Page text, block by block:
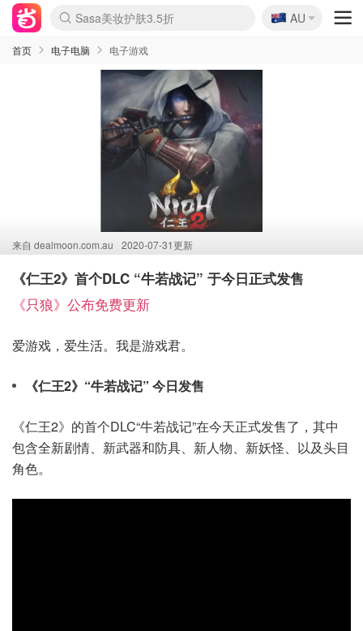
lululemon本周上新
Sasa美妆护肤3.5折
SSENSE年中3折
FreshBeauty好价汇总
Cettire降价+叠9折
Farfetch折上8折
WWS Coles超市实拍
viagogo二手票捡漏
Myer清仓1折起
The Outnet奢牌1折起
David Jones 3折起
Flannels大牌1折
Perfumes Club护肤1折
AMIRO返校季6.2折
Oweek抽奖送Airpods
Amazon折扣汇总
eToro入金$200送$50
Amazon数码好物
ICONIC本周7.5折
ThedoubleF高奢地板价
Moose Knuckles 6折
丝芙兰5折起
EUFY官网3.7折起
Selenichast首饰2折
Trip机票酒店促销
YSL送5件彩妆礼
Amazon家居好物
BIGBANG巡演开票
David Jones时尚3折
Amazon美妆护肤
雅漾大喷$8
过敏原检测盒$33
伊索独家赠50ml沐浴露
科颜氏送高保湿面霜
SEALIFE海洋馆门票6折
丝塔芙大白罐$16
订阅Newsletter送香薰
Cult Beauty 6.8折
Harrods圣诞日历2.3折
LN-CC奢牌私促3折
d'Alba空姐喷雾$16
EVE LOM套装逆天2折
Bernardelli独家4折
Adore Beauty 6折起
CT圣诞日历
Mytheresa奢品2.7折
🇦🇺
AU
首页 电子电脑 电子游戏
来自 dealmoon.com.au 2020-07-31更新
《仁王2》首个DLC “牛若战记” 于今日正式发售
《只狼》公布免费更新
爱游戏，爱生活。我是游戏君。
《仁王2》“牛若战记” 今日发售
《仁王2》的首个DLC“牛若战记”在今天正式发售了，其中
包含全新剧情、新武器和防具、新人物、新妖怪、以及头目
角色。